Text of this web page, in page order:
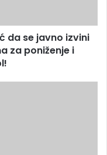
da se javno izvini
za poniženje i